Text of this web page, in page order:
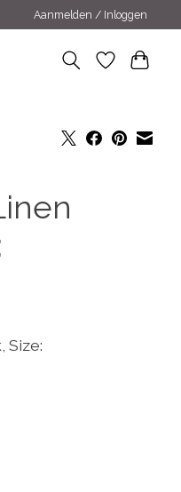
Aanmelden / Inloggen
Size: